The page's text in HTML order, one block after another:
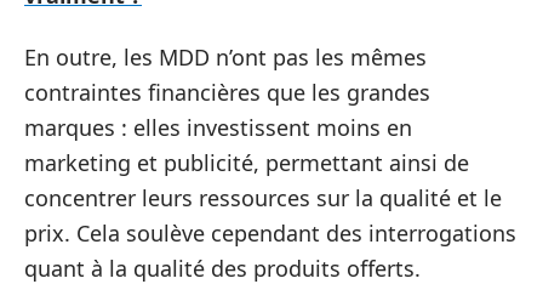
En outre, les MDD n’ont pas les mêmes
contraintes financières que les grandes
marques : elles investissent moins en
marketing et publicité, permettant ainsi de
concentrer leurs ressources sur la qualité et le
prix. Cela soulève cependant des interrogations
quant à la qualité des produits offerts.